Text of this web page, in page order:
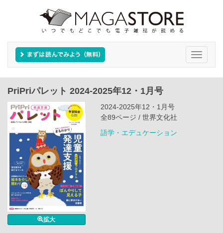
Toggle
PriPriパレット 2024-2025年12・1月号
拡大
2024-2025年12・1月号
全89ページ / 世界文化社
語学・エデュケーション